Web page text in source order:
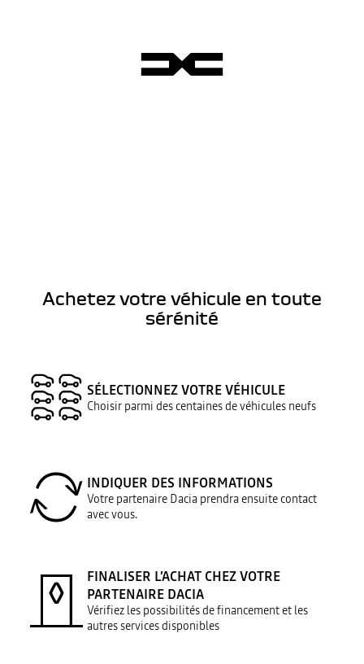
Achetez votre véhicule en toute
sérénité
SÉLECTIONNEZ VOTRE VÉHICULE
Choisir parmi des centaines de véhicules neufs
INDIQUER DES INFORMATIONS
Votre partenaire Dacia prendra ensuite contact
avec vous.
FINALISER L’ACHAT CHEZ VOTRE
PARTENAIRE DACIA
Vérifiez les possibilités de financement et les
autres services disponibles